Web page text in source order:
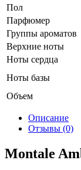
Пол
Парфюмер
Группы ароматов
Верхние ноты
Ноты сердца
Ноты базы
Объем
Описание
Отзывы (0)
Montale